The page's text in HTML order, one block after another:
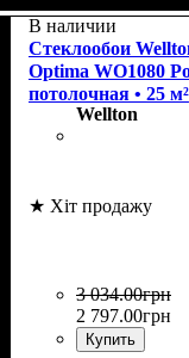
флизелин,
на бумажной
тканевых обоев,
тяжелых обоев.
В наличии
Стеклообои
Optima WO1080
потолочная • 25 м²
Wellton
★ Хіт продажу
3 034.00грн
2 797.00грн
Купить